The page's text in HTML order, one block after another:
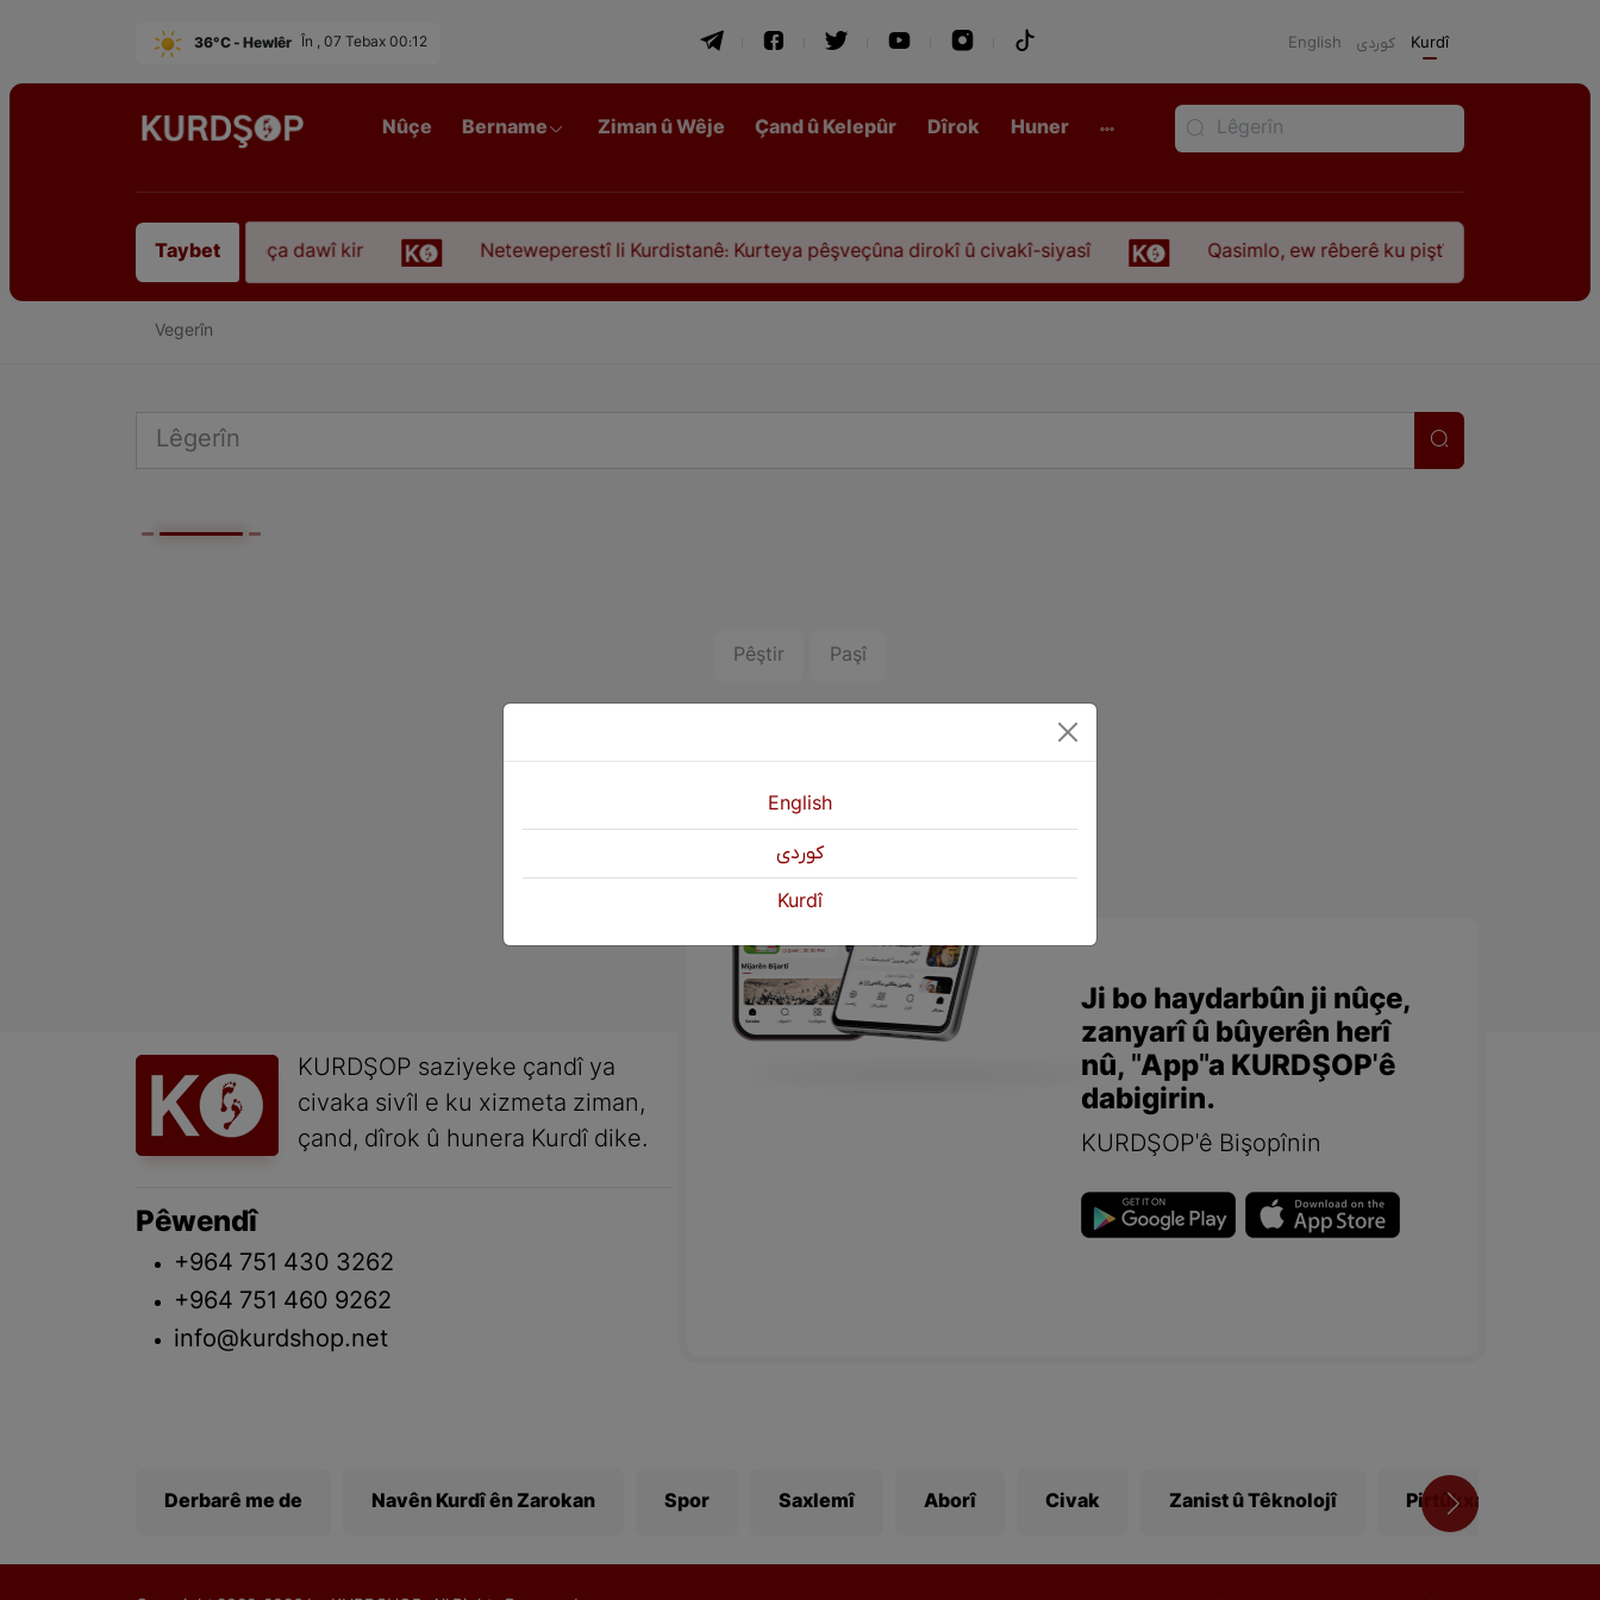
36°C - Hewlêr În , 07 Tebax 00:12 English كوردی Kurdî
Nûçe Bername Ziman û Wêje Çand û Kelepûr Dîrok Huner
Taybet
hezkirî “Qadirê Sofyanî” koça dawî kir Neteweperestî li Kurdistanê: Kurteya pêşveçûna dirokî û civakî-siyasî Qasimlo, ew rêberê ku piştî 35 sal ji
Vegerîn
Pêştir Paşî
KURDŞOP saziyeke çandî ya
civaka sivîl e ku xizmeta ziman,
çand, dîrok û hunera Kurdî dike.
Pêwendî
+964 751 430 3262
+964 751 460 9262
info@kurdshop.net
Ji bo haydarbûn ji nûçe,
zanyarî û bûyerên herî
nû, "App"a KURDŞOP'ê
dabigirin.
KURDŞOP'ê Bişopînin
Derbarê me de Navên Kurdî ên Zarokan Spor Saxlemî Aborî Civak Zanist û Têknolojî Pirtûkxane
English
كوردی
Kurdî